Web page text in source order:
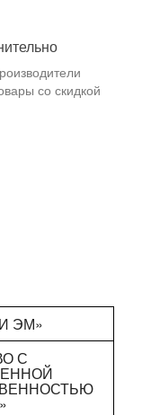
со скидкой
ЭМ»
С